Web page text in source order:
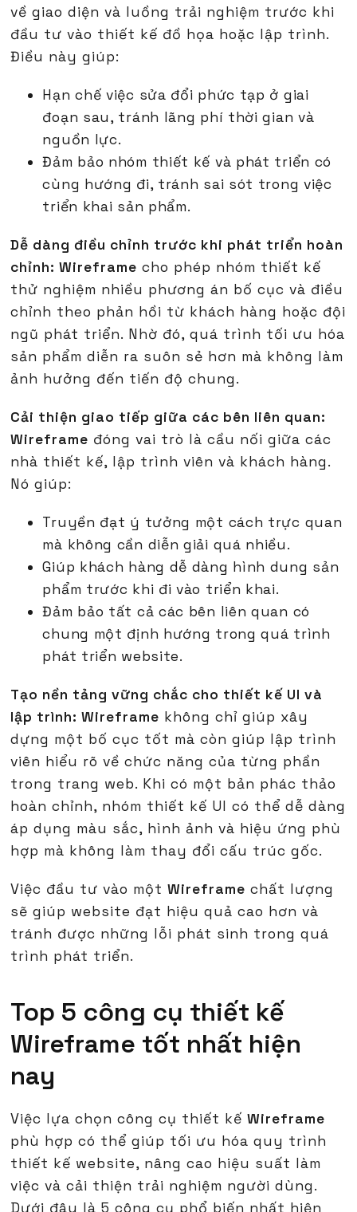
về giao diện và luồng trải nghiệm trước khi
đầu tư vào thiết kế đồ họa hoặc lập trình.
Điều này giúp:
Hạn chế việc sửa đổi phức tạp ở giai
đoạn sau, tránh lãng phí thời gian và
nguồn lực.
Đảm bảo nhóm thiết kế và phát triển có
cùng hướng đi, tránh sai sót trong việc
triển khai sản phẩm.
Dễ dàng điều chỉnh trước khi phát triển hoàn
chỉnh: Wireframe cho phép nhóm thiết kế
thử nghiệm nhiều phương án bố cục và điều
chỉnh theo phản hồi từ khách hàng hoặc đội
ngũ phát triển. Nhờ đó, quá trình tối ưu hóa
sản phẩm diễn ra suôn sẻ hơn mà không làm
ảnh hưởng đến tiến độ chung.
Cải thiện giao tiếp giữa các bên liên quan:
Wireframe đóng vai trò là cầu nối giữa các
nhà thiết kế, lập trình viên và khách hàng.
Nó giúp:
Truyền đạt ý tưởng một cách trực quan
mà không cần diễn giải quá nhiều.
Giúp khách hàng dễ dàng hình dung sản
phẩm trước khi đi vào triển khai.
Đảm bảo tất cả các bên liên quan có
chung một định hướng trong quá trình
phát triển website.
Tạo nền tảng vững chắc cho thiết kế UI và
lập trình: Wireframe không chỉ giúp xây
dựng một bố cục tốt mà còn giúp lập trình
viên hiểu rõ về chức năng của từng phần
trong trang web. Khi có một bản phác thảo
hoàn chỉnh, nhóm thiết kế UI có thể dễ dàng
áp dụng màu sắc, hình ảnh và hiệu ứng phù
hợp mà không làm thay đổi cấu trúc gốc.
Việc đầu tư vào mộtWireframe chất lượng
sẽ giúp website đạt hiệu quả cao hơn và
tránh được những lỗi phát sinh trong quá
trình phát triển.
Top 5 công cụ thiết kế
Wireframe tốt nhất hiện
nay
Việc lựa chọn công cụ thiết kếWireframe
phù hợp có thể giúp tối ưu hóa quy trình
thiết kế website, nâng cao hiệu suất làm
việc và cải thiện trải nghiệm người dùng.
Dưới đây là 5 công cụ phổ biến nhất hiện